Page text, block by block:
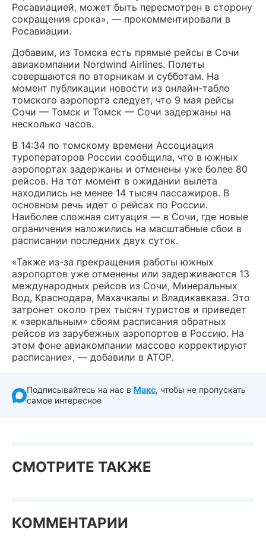
Росавиацией, может быть пересмотрен в сторону
сокращения срока», — прокомментировали в
Росавиации.
Добавим, из Томска есть прямые рейсы в Сочи
авиакомпании Nordwind Airlines. Полеты
совершаются по вторникам и субботам. На
момент публикации новости из онлайн-табло
томского аэропорта следует, что 9 мая рейсы
Сочи — Томск и Томск — Сочи задержаны на
несколько часов.
В 14:34 по томскому времени Ассоциация
туроператоров России сообщила, что в южных
аэропортах задержаны и отменены уже более 80
рейсов. На тот момент в ожидании вылета
находились не менее 14 тысяч пассажиров. В
основном речь идет о рейсах по России.
Наиболее сложная ситуация — в Сочи, где новые
ограничения наложились на масштабные сбои в
расписании последних двух суток.
«Также из-за прекращения работы южных
аэропортов уже отменены или задерживаются 13
международных рейсов из Сочи, Минеральных
Вод, Краснодара, Махачкалы и Владикавказа. Это
затронет около трех тысяч туристов и приведет
к «зеркальным» сбоям расписания обратных
рейсов из зарубежных аэропортов в Россию. На
этом фоне авиакомпании массово корректируют
расписание», — добавили в АТОР.
Подписывайтесь на нас в Макс, чтобы не пропускать
самое интересное
СМОТРИТЕ ТАКЖЕ
КОММЕНТАРИИ